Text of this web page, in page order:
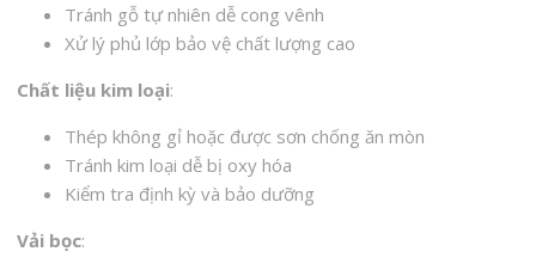
Tránh gỗ tự nhiên dễ cong vênh
Xử lý phủ lớp bảo vệ chất lượng cao
Chất liệu kim loại:
Thép không gỉ hoặc được sơn chống ăn mòn
Tránh kim loại dễ bị oxy hóa
Kiểm tra định kỳ và bảo dưỡng
Vải bọc: